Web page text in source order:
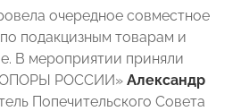
очередное совместное
подакцизным товарам и
В мероприятии приняли
РОССИИ» Александр
Попечительского Совета